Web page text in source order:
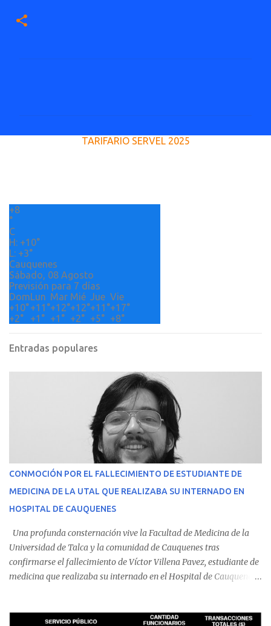
i
s
TARIFARIO SERVEL 2025
+8
°
C
H: +10°
L: +3°
Cauquenes
Sábado, 08 Agosto
Previsión para 7 días
DomLun Mar Mié Jue Vie
+10°+11°+12°+12°+11°+17°
+2° +1° +1° +2° +5° +8°
Entradas populares
CONMOCIÓN POR EL FALLECIMIENTO DE ESTUDIANTE DE
MEDICINA DE LA UTAL QUE REALIZABA SU INTERNADO EN
HOSPITAL DE CAUQUENES
Una profunda consternación vive la Facultad de Medicina de la
Universidad de Talca y la comunidad de Cauquenes tras
confirmarse el fallecimiento de Víctor Villena Pavez, estudiante de
medicina que realizaba su internado en el Hospital de Cauquenes.
malestares físicos. Dada la complejidad de su estado de salud, el